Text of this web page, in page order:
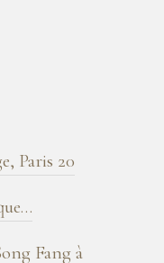
Paris 20
Fang à